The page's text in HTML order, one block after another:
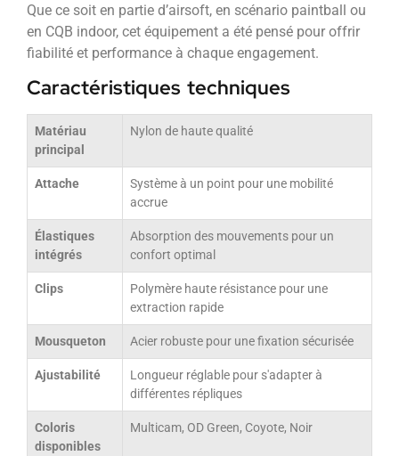
Que ce soit en partie d’airsoft, en scénario paintball ou
en CQB indoor, cet équipement a été pensé pour offrir
fiabilité et performance à chaque engagement.
Caractéristiques techniques
Matériau
principal
Nylon de haute qualité
Attache
Système à un point pour une mobilité
accrue
Élastiques
intégrés
Absorption des mouvements pour un
confort optimal
Clips
Polymère haute résistance pour une
extraction rapide
Mousqueton Acier robuste pour une fixation sécurisée
Ajustabilité
Longueur réglable pour s'adapter à
différentes répliques
Coloris
disponibles
Multicam, OD Green, Coyote, Noir